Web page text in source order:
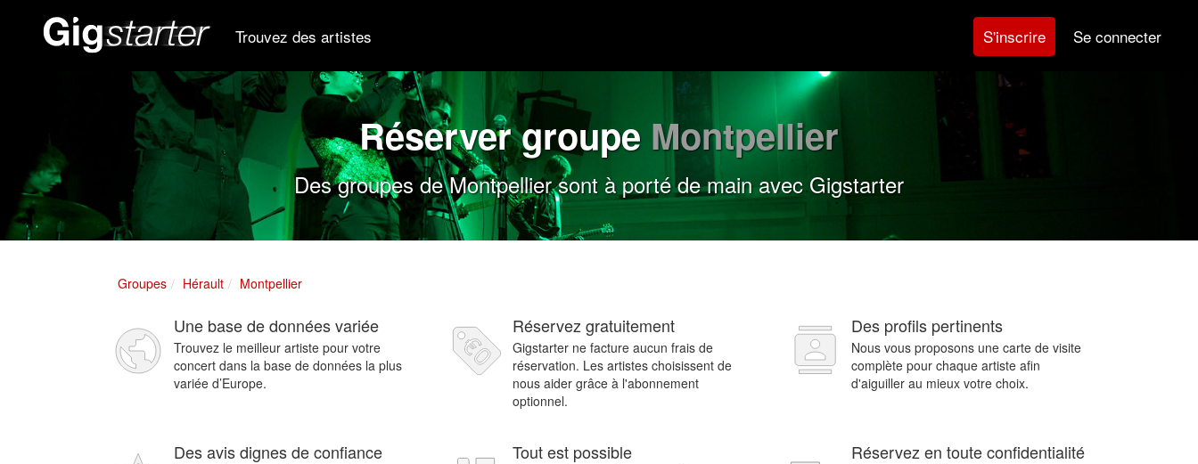
Trouvez des artistes S'inscrire Se connecter
Réserver groupe Montpellier
Des groupes de Montpellier sont à porté de main avec Gigstarter
Groupes Hérault Montpellier
Une base de données variée
Trouvez le meilleur artiste pour votre
concert dans la base de données la plus
variée d’Europe.
Réservez gratuitement
Gigstarter ne facture aucun frais de
réservation. Les artistes choisissent de
nous aider grâce à l'abonnement
optionnel.
Des profils pertinents
Nous vous proposons une carte de visite
complète pour chaque artiste afin
d'aiguiller au mieux votre choix.
Des avis dignes de confiance Tout est possible Réservez en toute confidentialité